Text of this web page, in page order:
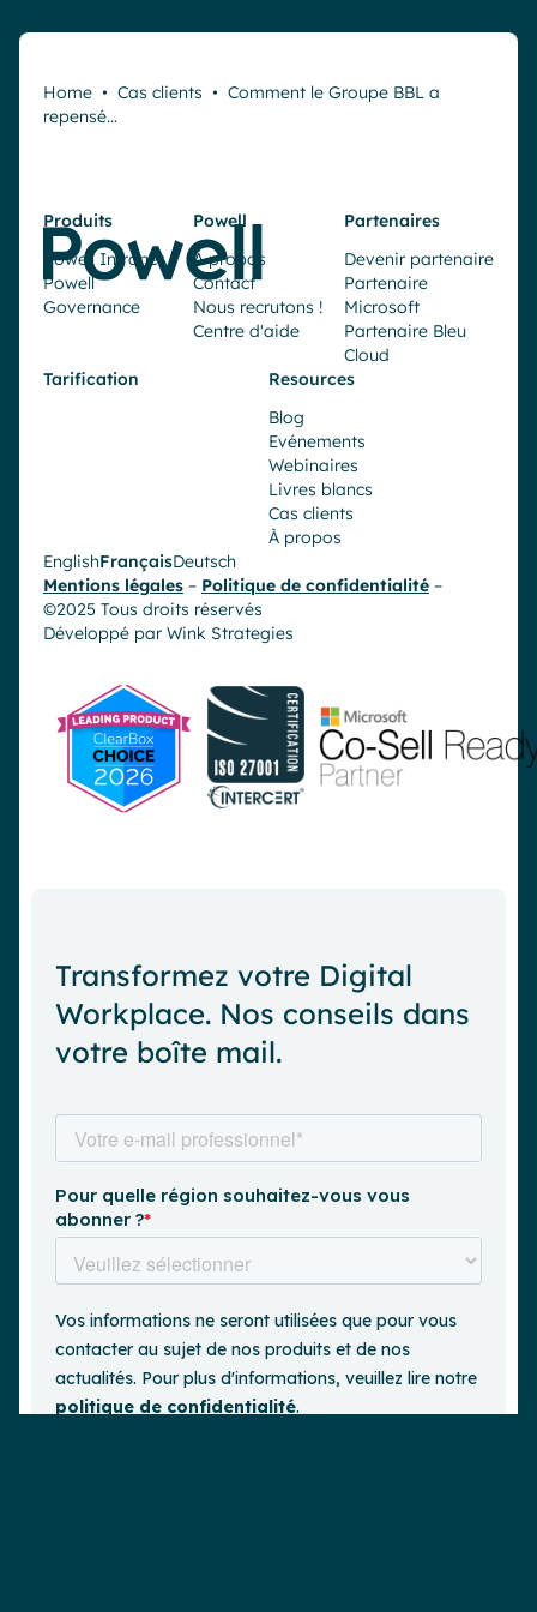
Demander une démo
Home • Cas clients • Comment le Groupe BBL a
repensé…
Produits
Powell Intranet
Powell
Governance
Powell
À propos
Contact
Nous recrutons !
Centre d'aide
Partenaires
Devenir partenaire
Partenaire
Microsoft
Partenaire Bleu
Cloud
Tarification
Resources
Blog
Evénements
Webinaires
Livres blancs
Cas clients
À propos
EnglishFrançaisDeutsch
Mentions légales – Politique de confidentialité –
©2025 Tous droits réservés
Développé par Wink Strategies
Transformez votre Digital
Workplace. Nos conseils dans
votre boîte mail.